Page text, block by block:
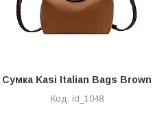
Cумка Kasi Italian Bags Brown
id_1048